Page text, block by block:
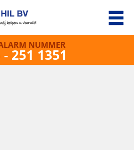
NUMMER
251 1351